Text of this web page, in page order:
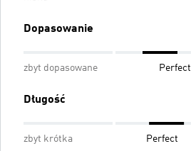
Dopasowanie
zbyt dopasowane Perfect
Długość
zbyt krótka Perfect